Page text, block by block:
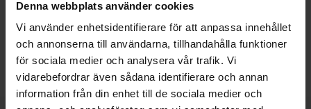
Denna webbplats använder cookies
Vi använder enhetsidentifierare för att anpassa innehållet
och annonserna till användarna, tillhandahålla funktioner
för sociala medier och analysera vår trafik. Vi
vidarebefordrar även sådana identifierare och annan
information från din enhet till de sociala medier och
Twitter
LinkedIn